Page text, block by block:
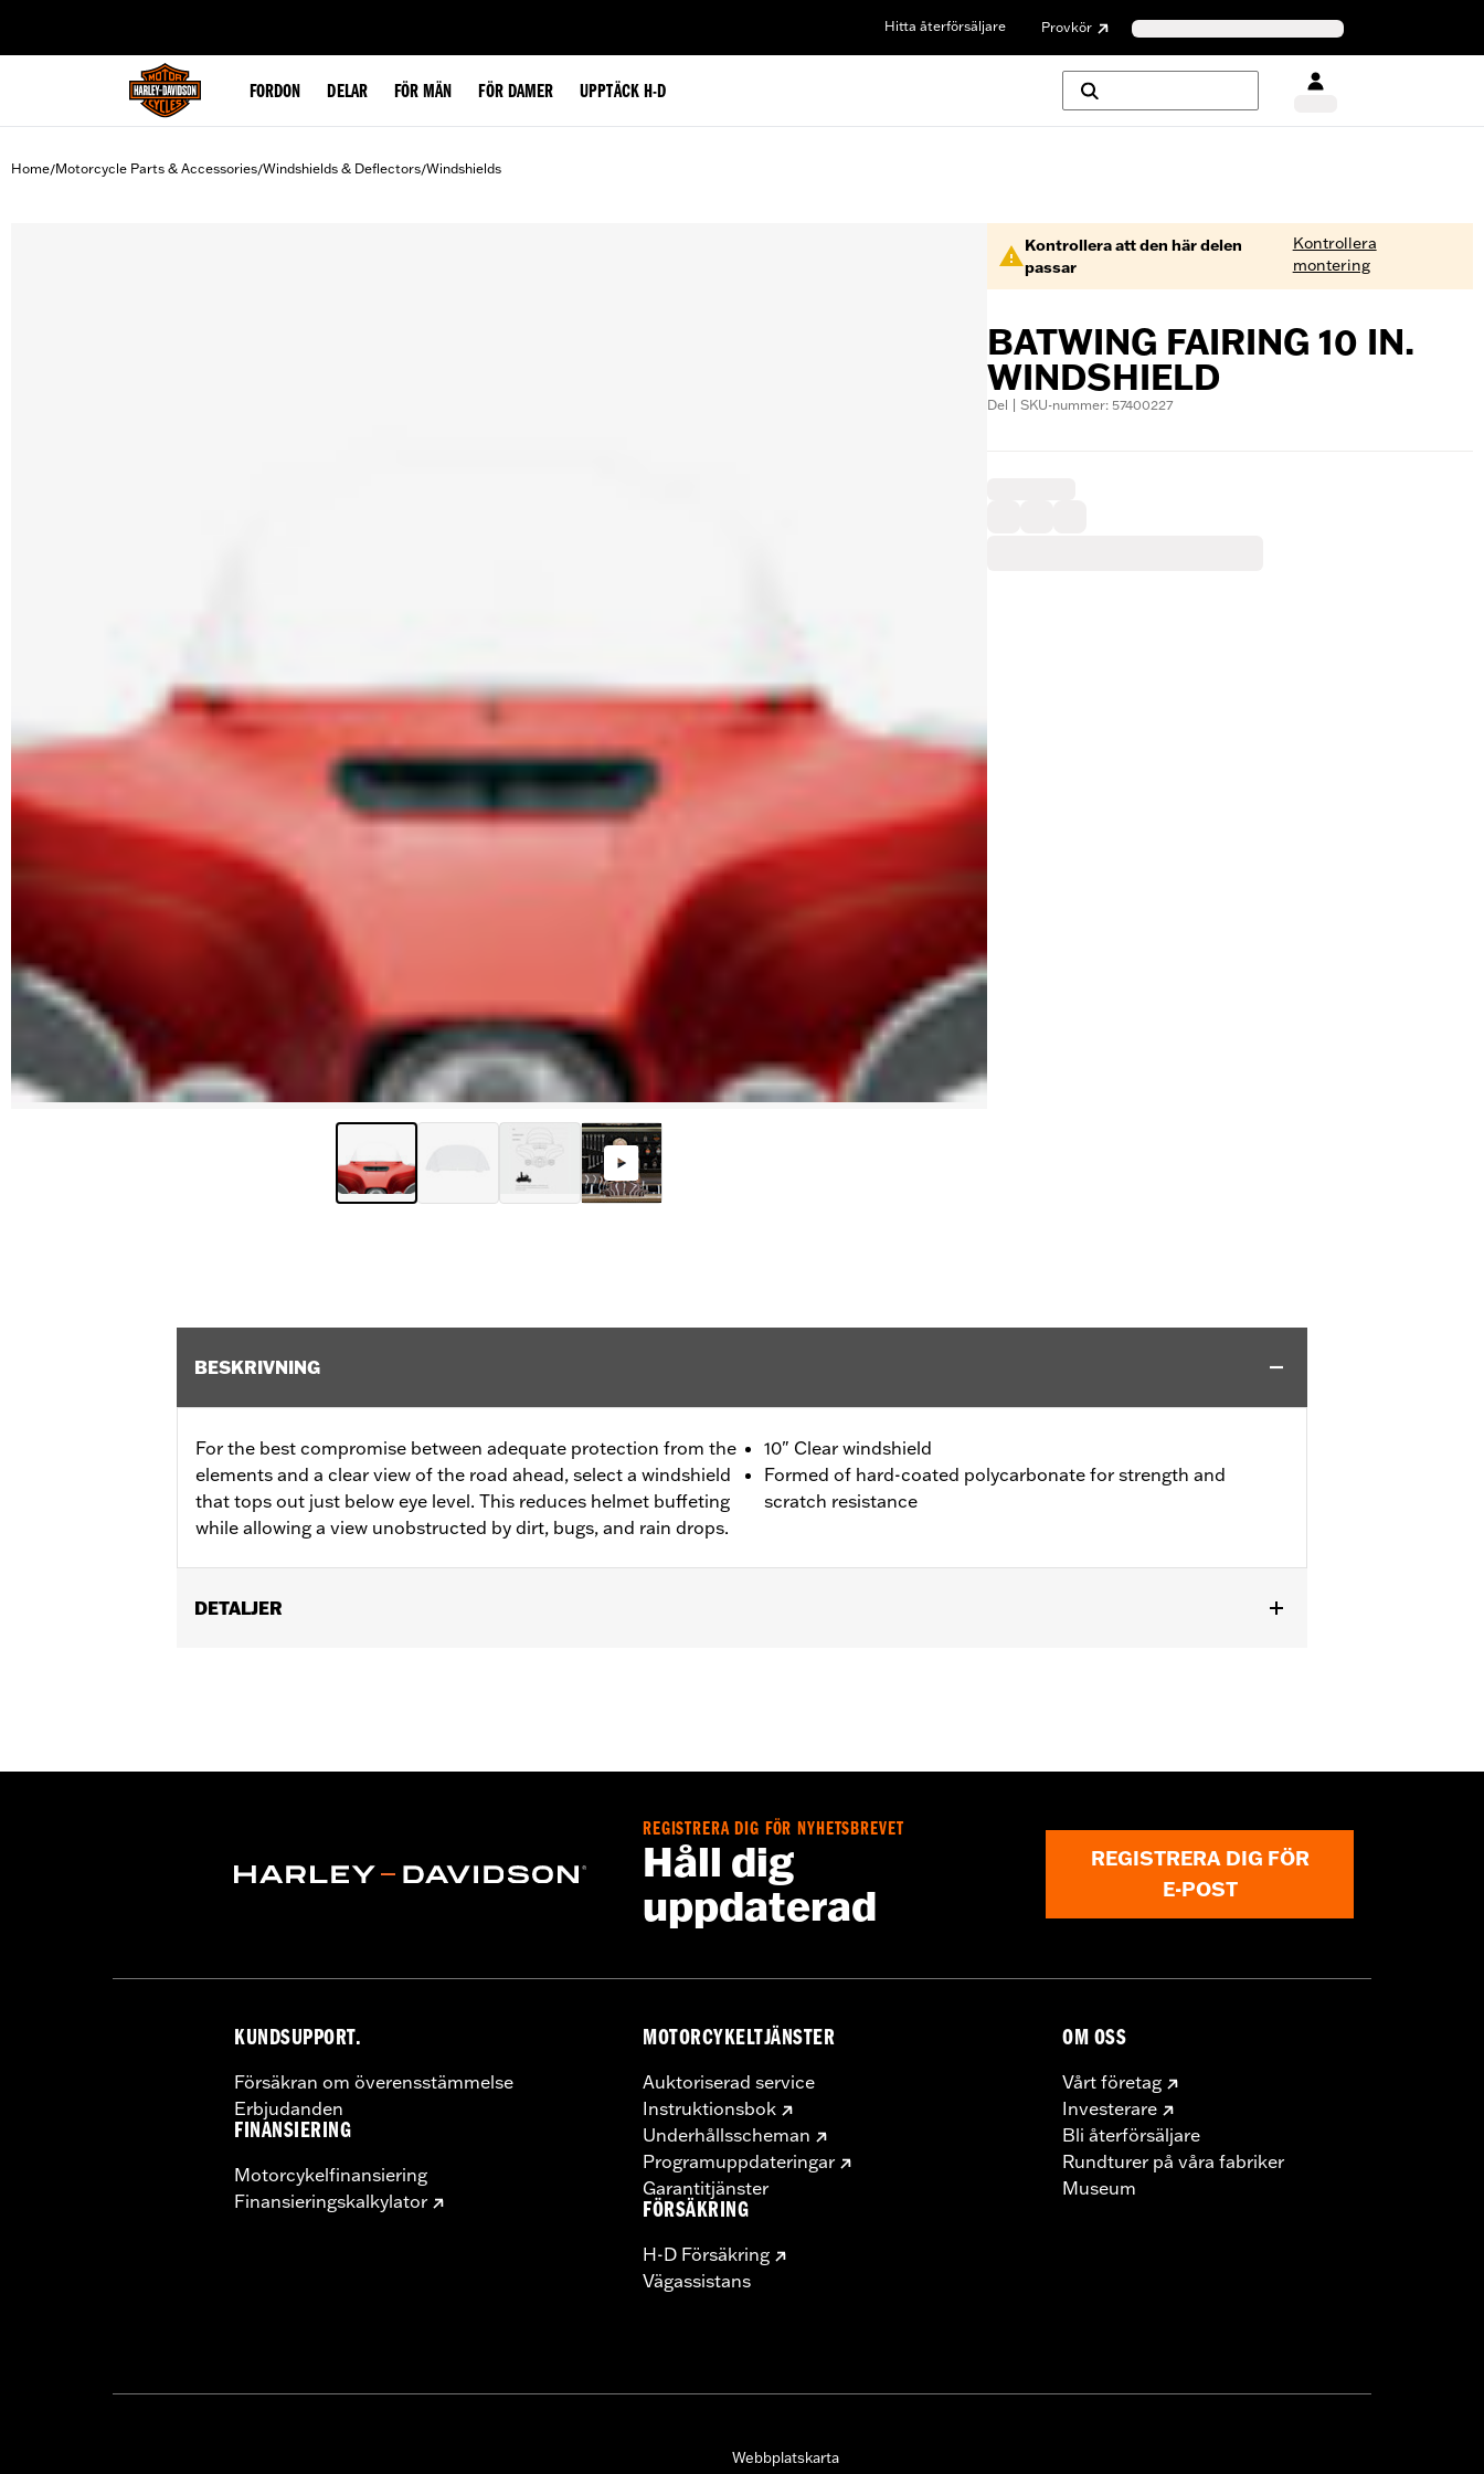
Hitta återförsäljare Provkör
FORDON DELAR FÖR MÄN FÖR DAMER UPPTÄCK H-D
Home/Motorcycle Parts & Accessories/Windshields & Deflectors/Windshields
Kontrollera att den här delen
passar
Kontrollera
montering
BATWING FAIRING 10 IN.
WINDSHIELD
Del | SKU-nummer: 57400227
BESKRIVNING
For the best compromise between adequate protection from the
elements and a clear view of the road ahead, select a windshield
that tops out just below eye level. This reduces helmet buffeting
while allowing a view unobstructed by dirt, bugs, and rain drops.
10" Clear windshield
Formed of hard-coated polycarbonate for strength and
scratch resistance
DETALJER
Width:19.3 Inches
Windshield Overall Height UOM:Inches
www.h-d.com/warrantyfor full details
REGISTRERA DIG FÖR NYHETSBREVET
Håll dig
uppdaterad
REGISTRERA DIG FÖR
E-POST
KUNDSUPPORT.
Försäkran om överensstämmelse
Erbjudanden
FINANSIERING
Motorcykelfinansiering
Finansieringskalkylator
MOTORCYKELTJÄNSTER
Auktoriserad service
Instruktionsbok
Underhållsscheman
Programuppdateringar
Garantitjänster
FÖRSÄKRING
H-D Försäkring
Vägassistans
OM OSS
Vårt företag
Investerare
Bli återförsäljare
Rundturer på våra fabriker
Museum
Webbplatskarta